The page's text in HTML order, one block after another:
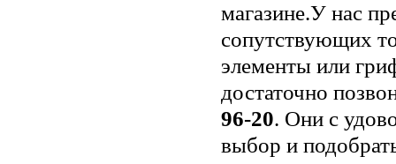
магазине.У нас
сопутствующих
элементы или
достаточно
96-20. Они с
выбор и